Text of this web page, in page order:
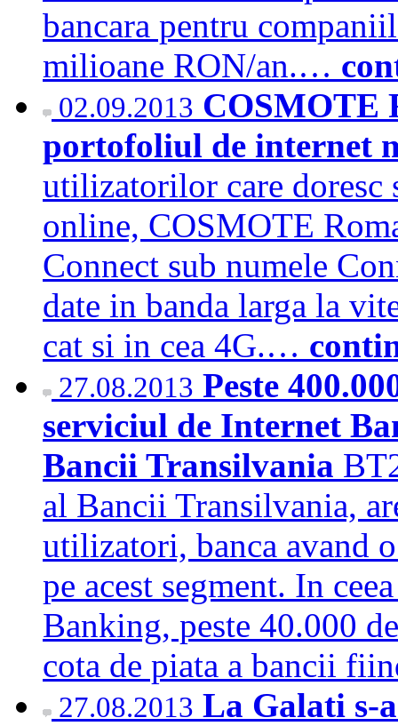
bancara pentru
milioane RON/an.…
02.09.2013 COSMOTE
portofoliul de internet
utilizatorilor care doresc
online, COSMOTE
Connect sub numele
date in banda larga la
cat si in cea 4G.…
27.08.2013 Peste
serviciul de Internet
Bancii Transilvania
al Bancii Transilvania,
utilizatori, banca avand
pe acest segment. In
Banking, peste 40.000
cota de piata a bancii
27.08.2013 La Galati s-